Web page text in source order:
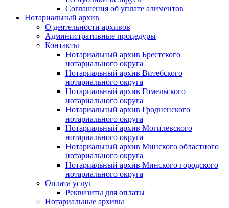
Соглашения об уплате алиментов
Нотариальный архив
О деятельности архивов
Административные процедуры
Контакты
Нотариальный архив Брестского
нотариального округа
Нотариальный архив Витебского
нотариального округа
Нотариальный архив Гомельского
нотариального округа
Нотариальный архив Гродненского
нотариального округа
Нотариальный архив Могилевского
нотариального округа
Нотариальный архив Минского областного
нотариального округа
Нотариальный архив Минского городского
нотариального округа
Оплата услуг
Реквизиты для оплаты
Нотариальные архивы